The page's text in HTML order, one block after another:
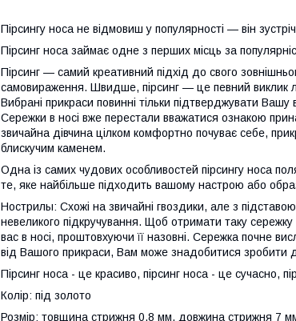
Пірсингу носа не відмовиш у популярності — він
Пірсинг носа займає одне з перших місць за
Пірсинг — самий креативний підхід до свого
самовираження. Швидше, пірсинг — це певний виклик
Вибрані прикраси повинні тільки підтверджувати Вашу
Сережки в носі вже перестали вважатися ознакою
звичайна дівчина цілком комфортно почуває себе,
блискучим каменем.
Одна із самих чудових особливостей пірсингу носа
те, яке найбільше підходить вашому настрою або
Нострилы: Схожі на звичайні гвоздики, але з
невеликого підкручування. Щоб отримати таку
вас в носі, проштовхуючи її назовні. Сережка почне
від Вашого прикраси, Вам може знадобитися зробити
Пірсинг носа - це красиво, пірсинг носа - це сучасно,
Колір: під золото
Розмір: товщина стрижня 0,8 мм, довжина стрижня 7